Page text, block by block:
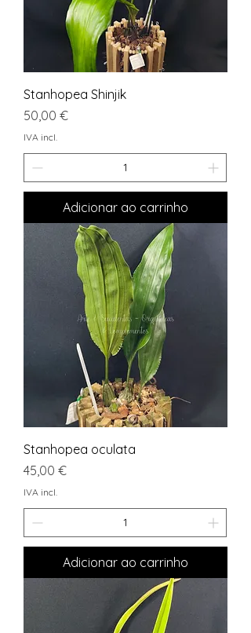
Stanhopea Shinjik
Preço
50,00 €
IVA incl.
Adicionar ao carrinho
Stanhopea oculata
Preço
45,00 €
IVA incl.
Adicionar ao carrinho